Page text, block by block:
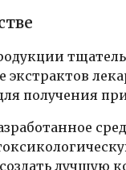
экстрактов
получения
лучшую